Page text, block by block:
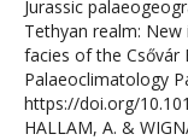
Jurassic
Tethyan realm:
facies of the
Palaeoclimatology
https://doi.org/
HALLAM, A. &